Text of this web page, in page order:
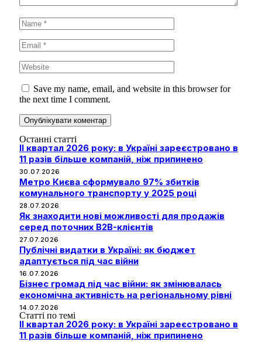
Save my name, email, and website in this browser for
the next time I comment.
Останні статті
II квартал 2026 року: в Україні зареєстровано в
11 разів більше компаній, ніж припинено
30.07.2026
Метро Києва сформувало 97% збитків
комунального транспорту у 2025 році
28.07.2026
Як знаходити нові можливості для продажів
серед поточних B2B-клієнтів
27.07.2026
Публічні видатки в Україні: як бюджет
адаптується під час війни
16.07.2026
Бізнес громад під час війни: як змінювалась
економічна активність на регіональному рівні
14.07.2026
Статті по темі
II квартал 2026 року: в Україні зареєстровано в
11 разів більше компаній, ніж припинено